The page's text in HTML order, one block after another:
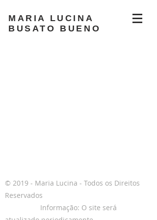
MARIA LUCINA
BUSATO BUENO
© 2019 - Maria Lucina - Todos os Direitos
Reservados
Informação: O site será